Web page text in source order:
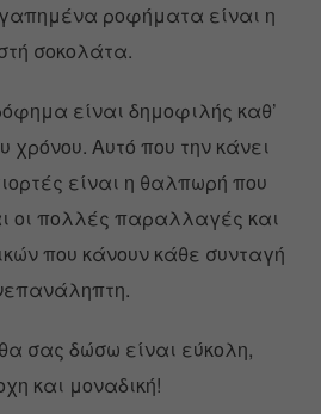
ροφήματα είναι η
σοκολάτα.
είναι δημοφιλής καθ’
χρόνου. Αυτό που την κάνει
είναι η θαλπωρή που
οι πολλές παραλλαγές και
που κάνουν κάθε συνταγή
σας δώσω είναι εύκολη,
και μοναδική!